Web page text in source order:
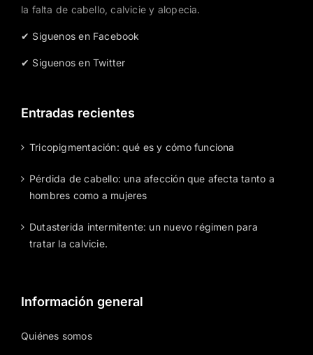
la falta de cabello, calvicie y alopecia.
✔ Siguenos en Facebook
✔ Siguenos en Twitter
Entradas recientes
Tricopigmentación: qué es y cómo funciona
Pérdida de cabello: una afección que afecta tanto a
hombres como a mujeres
Dutasterida intermitente: un nuevo régimen para
tratar la calvicie.
Información general
Quiénes somos